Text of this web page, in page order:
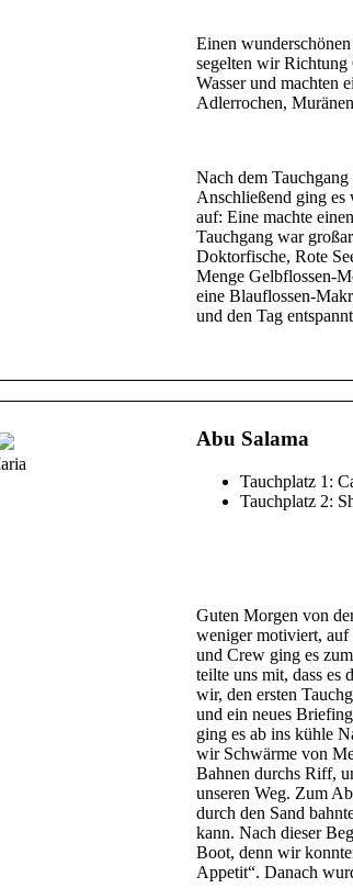
Einen
segelten wir Richtung
Wasser und machten
Adlerrochen,
Nach dem
Anschließend ging
auf: Eine machte
Tauchgang war
Doktorfische, Rote
Menge Gelbflossen-
eine Blauflossen-
und den Tag
Abu Salama
Tauchplatz 1:
Tauchplatz 2:
Guten Morgen von
weniger motiviert, auf
und Crew ging es
teilte uns mit, dass es
wir, den ersten
und ein neues
ging es ab ins kühle
wir Schwärme von
Bahnen durchs Riff,
unseren Weg. Zum
durch den Sand
kann. Nach dieser
Boot, denn wir
Appetit“. Danach